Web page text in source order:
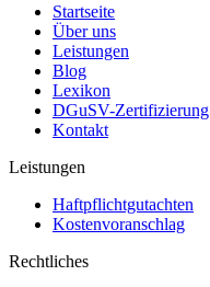
Startseite
Über uns
Leistungen
Blog
Lexikon
DGuSV-Zertifizierung
Kontakt
Leistungen
Haftpflichtgutachten
Kostenvoranschlag
Rechtliches